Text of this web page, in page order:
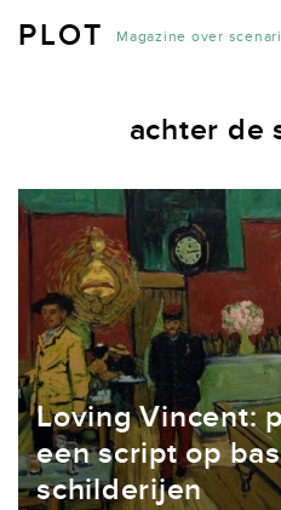
PLOT Magazine over
achter de
Loving Vincent:
een script op
schilderijen